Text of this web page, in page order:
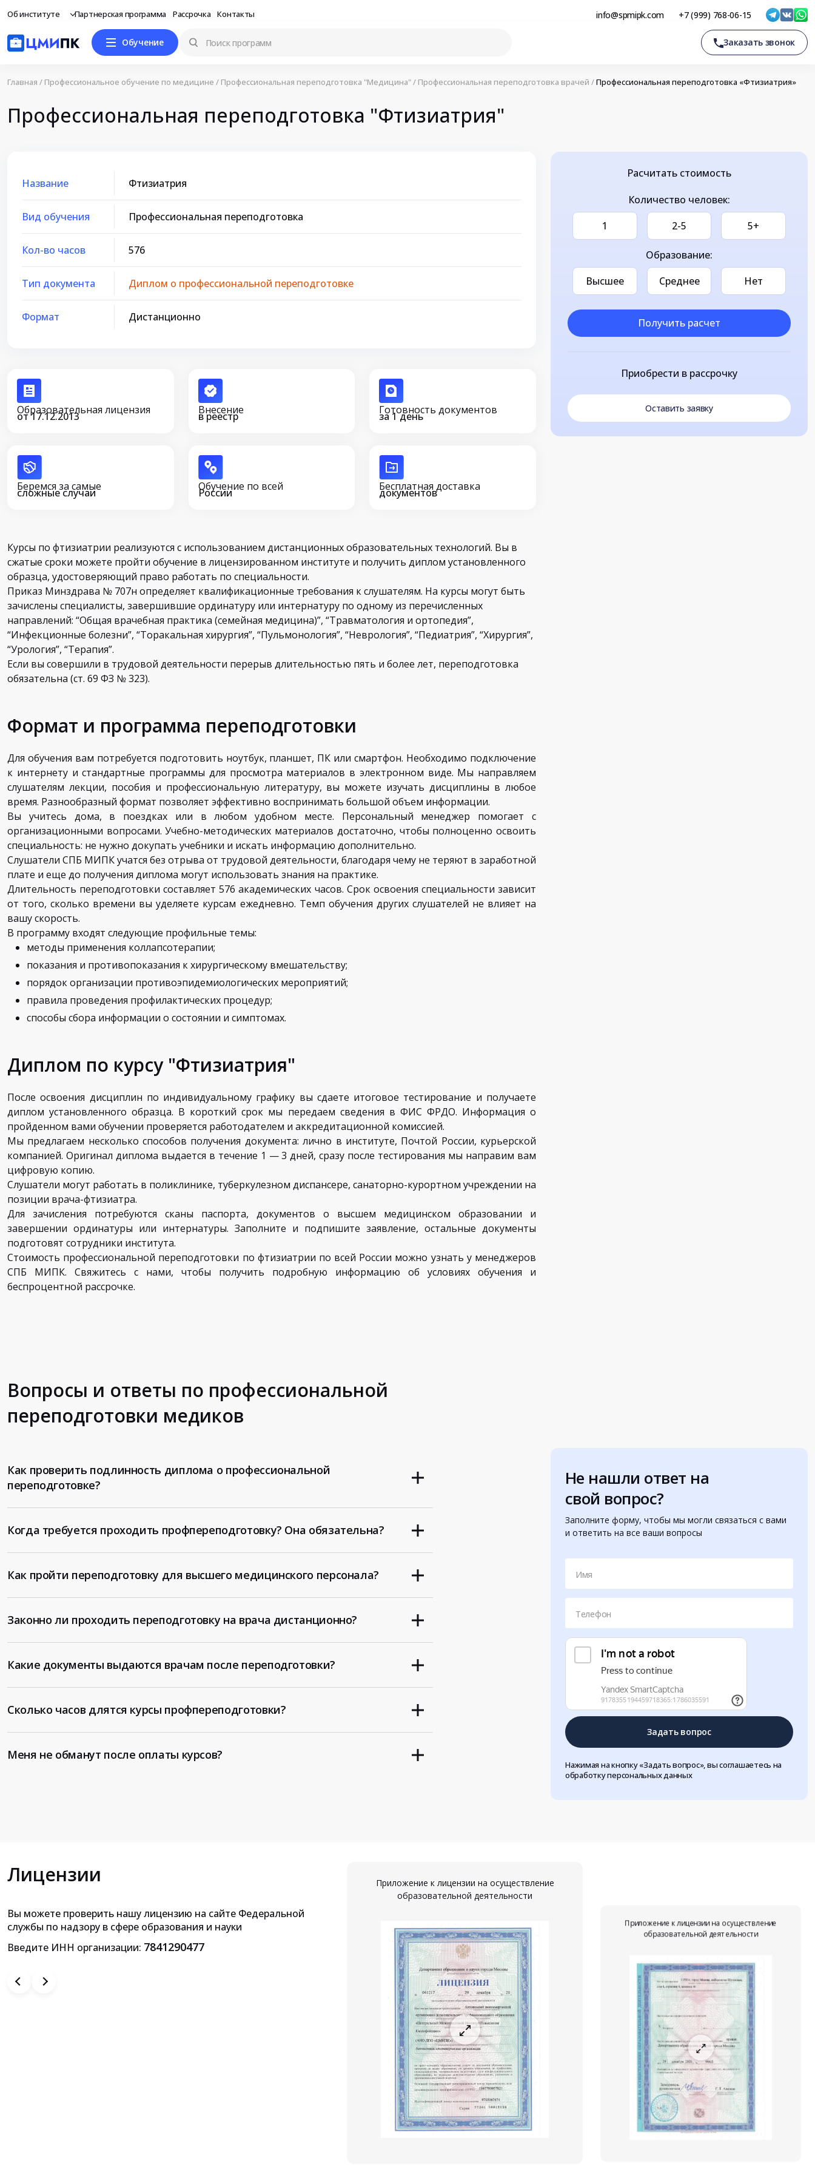
Об институте Партнерская программа Рассрочка Контакты info@spmipk.com +7 (999) 768-06-15
Обучение Заказать звонок
Главная / Профессиональное обучение по медицине / Профессиональная переподготовка "Медицина"/ Профессиональная переподготовка врачей /Профессиональная переподготовка «Фтизиатрия»
Профессиональная переподготовка "Фтизиатрия"
Название Фтизиатрия
Вид обучения Профессиональная переподготовка
Кол-во часов 576
Тип документа Диплом о профессиональной переподготовке
Формат Дистанционно
Образовательная лицензия
от 17.12.2013 Внесение
в реестр Готовность документов
за 1 день
Беремся за самые
сложные случаи Обучение по всей
России Бесплатная доставка
документов
Курсы по фтизиатрии реализуются с использованием дистанционных образовательных технологий. Вы в
сжатые сроки можете пройти обучение в лицензированном институте и получить диплом установленного
образца, удостоверяющий право работать по специальности.
Приказ Минздрава № 707н определяет квалификационные требования к слушателям. На курсы могут быть
зачислены специалисты, завершившие ординатуру или интернатуру по одному из перечисленных
направлений: “Общая врачебная практика (семейная медицина)”, “Травматология и ортопедия”,
“Инфекционные болезни”, “Торакальная хирургия”, “Пульмонология”, “Неврология”, “Педиатрия”, “Хирургия”,
“Урология”, “Терапия”.
Если вы совершили в трудовой деятельности перерыв длительностью пять и более лет, переподготовка
обязательна (ст. 69 ФЗ № 323).
Формат и программа переподготовки
Для обучения вам потребуется подготовить ноутбук, планшет, ПК или смартфон. Необходимо подключение
к интернету и стандартные программы для просмотра материалов в электронном виде. Мы направляем
слушателям лекции, пособия и профессиональную литературу, вы можете изучать дисциплины в любое
время. Разнообразный формат позволяет эффективно воспринимать большой объем информации.
Вы учитесь дома, в поездках или в любом удобном месте. Персональный менеджер помогает с
организационными вопросами. Учебно-методических материалов достаточно, чтобы полноценно освоить
специальность: не нужно докупать учебники и искать информацию дополнительно.
Слушатели СПБ МИПК учатся без отрыва от трудовой деятельности, благодаря чему не теряют в заработной
плате и еще до получения диплома могут использовать знания на практике.
Длительность переподготовки составляет 576 академических часов. Срок освоения специальности зависит
от того, сколько времени вы уделяете курсам ежедневно. Темп обучения других слушателей не влияет на
вашу скорость.
В программу входят следующие профильные темы:
методы применения коллапсотерапии;
показания и противопоказания к хирургическому вмешательству;
порядок организации противоэпидемиологических мероприятий;
правила проведения профилактических процедур;
способы сбора информации о состоянии и симптомах.
Диплом по курсу "Фтизиатрия"
После освоения дисциплин по индивидуальному графику вы сдаете итоговое тестирование и получаете
диплом установленного образца. В короткий срок мы передаем сведения в ФИС ФРДО. Информация о
пройденном вами обучении проверяется работодателем и аккредитационной комиссией.
Мы предлагаем несколько способов получения документа: лично в институте, Почтой России, курьерской
компанией. Оригинал диплома выдается в течение 1 — 3 дней, сразу после тестирования мы направим вам
цифровую копию.
Слушатели могут работать в поликлинике, туберкулезном диспансере, санаторно-курортном учреждении на
позиции врача-фтизиатра.
Для зачисления потребуются сканы паспорта, документов о высшем медицинском образовании и
завершении ординатуры или интернатуры. Заполните и подпишите заявление, остальные документы
подготовят сотрудники института.
Стоимость профессиональной переподготовки по фтизиатрии по всей России можно узнать у менеджеров
СПБ МИПК. Свяжитесь с нами, чтобы получить подробную информацию об условиях обучения и
беспроцентной рассрочке.
Расчитать стоимость
Количество человек:
1
2-5 5+
Образование:
Высшее
Среднее Нет
Получить расчет
Приобрести в рассрочку
Оставить заявку
Вопросы и ответы по профессиональной
переподготовки медиков
Не нашли ответ на
свой вопрос?
Заполните форму, чтобы мы могли связаться с вами
и ответить на все ваши вопросы
Имя
Телефон
Задать вопрос
Нажимая на кнопку «Задать вопрос», вы соглашаетесь на
обработку персональных данных
Как проверить подлинность диплома о профессиональной
переподготовке?
Когда требуется проходить профпереподготовку? Она обязательна?
Как пройти переподготовку для высшего медицинского персонала?
Законно ли проходить переподготовку на врача дистанционно?
Какие документы выдаются врачам после переподготовки?
Сколько часов длятся курсы профпереподготовки?
Меня не обманут после оплаты курсов?
Лицензии
Вы можете проверить нашу лицензию на сайте Федеральной
службы по надзору в сфере образования и науки
Введите ИНН организации: 7841290477
Приложение к лицензии на осуществление
образовательной деятельности
Приложение к лицензии на осуществление
образовательной деятельности
Приложение к лицензии на осуществление
образовательной деятельности